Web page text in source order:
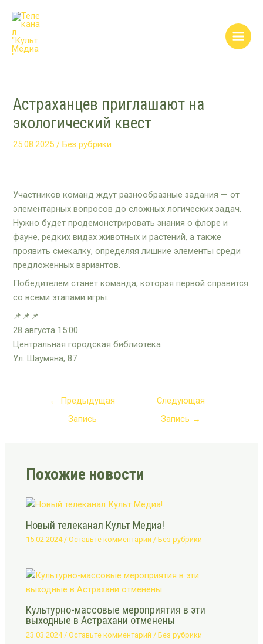
содержимому
Астраханцев приглашают на
экологический квест
25.08.2025/Без рубрики
Участников команд ждут разнообразные задания — от
элементарных вопросов до сложных логических задач.
Нужно будет продемонстрировать знания о флоре и
фауне, редких видах животных и растений, а также
проявить смекалку, определяя лишние элементы среди
предложенных вариантов.
Победителем станет команда, которая первой справится
со всеми этапами игры.
📌📌📌
28 августа 15:00
Центральная городская библиотека
Ул. Шаумяна, 87
navigation
← Предыдущая
Запись
Следующая
Запись →
Похожие новости
Новый телеканал Культ Медиа!
15.02.2024/Оставьте комментарий /Без рубрики
Культурно-массовые мероприятия в эти
выходные в Астрахани отменены
23.03.2024 /Оставьте комментарий /Без рубрики